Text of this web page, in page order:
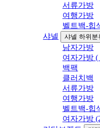
서류가방
여행가방
벨트백-힙
샤넬
샤넬 하위분
남자가방
여자가방
백팩
클러치백
서류가방
여행가방
벨트백-힙
여자가방